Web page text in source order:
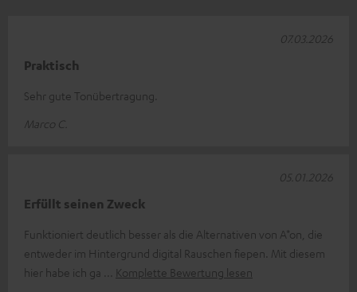
Praktisch
Sehr gute Tonübertragung.
Marco C.
07.03.2026
Erfüllt seinen Zweck
Funktioniert deutlich besser als die Alternativen von A*on, die
entweder im Hintergrund digital Rauschen fiepen. Mit diesem
hier habe ich ga
Komplette Bewertung lesen
05.01.2026